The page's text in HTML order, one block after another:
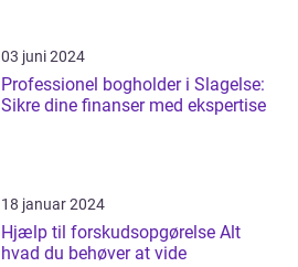
03 juni 2024
Professionel bogholder i Slagelse:
Sikre dine finanser med ekspertise
18 januar 2024
Hjælp til forskudsopgørelse Alt
hvad du behøver at vide